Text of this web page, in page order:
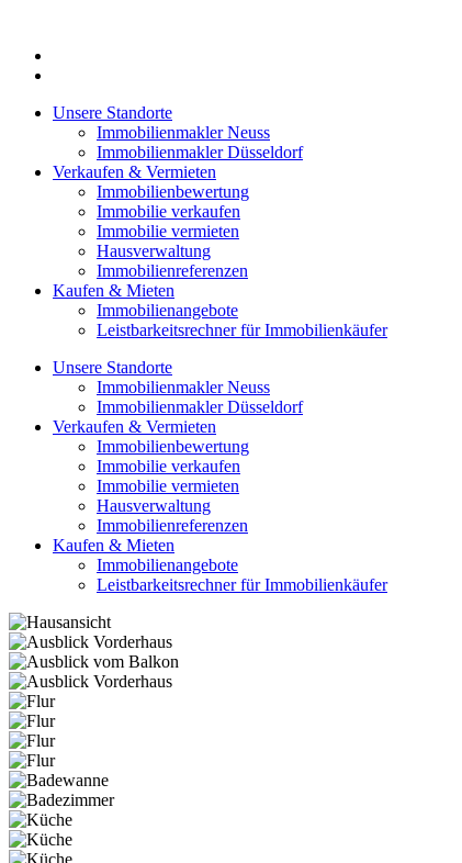
springen
Unsere Standorte
Immobilienmakler Neuss
Immobilienmakler Düsseldorf
Verkaufen & Vermieten
Immobilienbewertung
Immobilie verkaufen
Immobilie vermieten
Hausverwaltung
Immobilienreferenzen
Kaufen & Mieten
Immobilienangebote
Leistbarkeitsrechner für Immobilienkäufer
Unsere Standorte
Immobilienmakler Neuss
Immobilienmakler Düsseldorf
Verkaufen & Vermieten
Immobilienbewertung
Immobilie verkaufen
Immobilie vermieten
Hausverwaltung
Immobilienreferenzen
Kaufen & Mieten
Immobilienangebote
Leistbarkeitsrechner für Immobilienkäufer